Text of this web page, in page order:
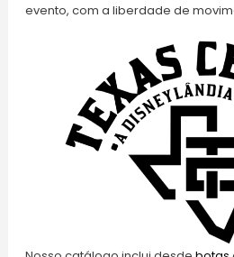
evento, com a liberdade de